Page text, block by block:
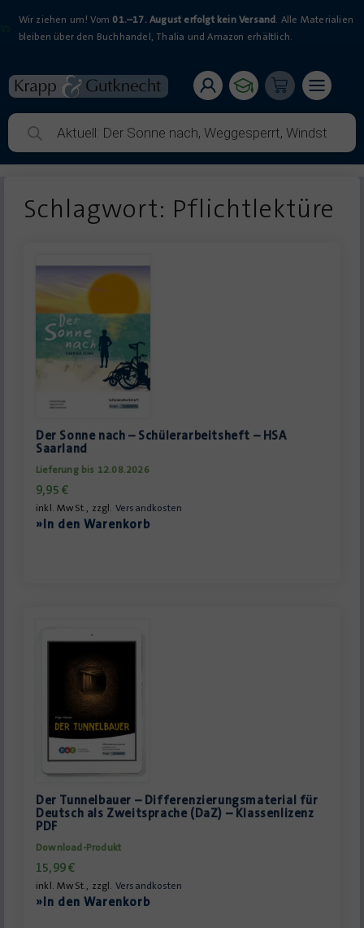
Wir ziehen um! Vom 01.–17. August erfolgt kein Versand. Alle Materialien
bleiben über den Buchhandel, Thalia und Amazon erhältlich.
Schlagwort: Pflichtlektüre
Der Sonne nach – Schülerarbeitsheft – HSA
Saarland
Lieferung bis 12.08.2026
9,95 €
inkl. MwSt., zzgl. Versandkosten
»In den Warenkorb
Der Tunnelbauer – Differenzierungsmaterial für
Deutsch als Zweitsprache (DaZ) – Klassenlizenz
PDF
Download-Produkt
15,99€
inkl. MwSt., zzgl. Versandkosten
»In den Warenkorb